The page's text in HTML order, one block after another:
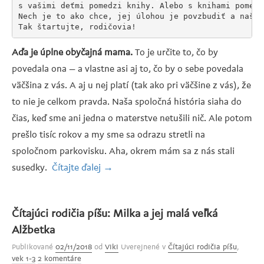
s vašimi deťmi pomedzi knihy. Alebo s knihami
Nech je to ako chce, jej úlohou je povzbudiť a
Tak štartujte, rodičovia!
Aďa je úplne obyčajná mama. To je určite to, čo by
povedala ona – a vlastne asi aj to, čo by o sebe povedala
väčšina z vás. A aj u nej platí (tak ako pri väčšine z vás), že
to nie je celkom pravda. Naša spoločná história siaha do
čias, keď sme ani jedna o materstve netušili nič. Ale potom
prešlo tisíc rokov a my sme sa odrazu stretli na
spoločnom parkovisku. Aha, okrem mám sa z nás stali
susedky. Čítajte ďalej „Čítajúci
Aďa,
a
→
Čítajúci rodičia píšu: Milka a jej malá veľká
Alžbetka
Publikované 02/11/2018 od Viki Uverejnené v Čítajúci rodičia píšu,
vek 1-3 2 komentáre